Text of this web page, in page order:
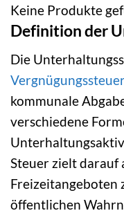
Keine Produkte
Definition der
Die
kommunale
verschiedene
Steuer zielt darauf
Freizeitangeboten
öffentlichen